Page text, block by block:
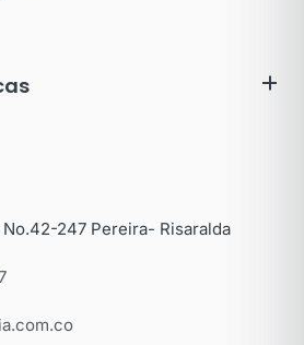
No.42-247 Pereira- Risaralda